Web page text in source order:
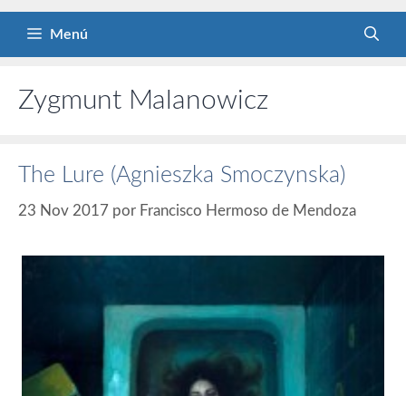
Menú
Zygmunt Malanowicz
The Lure (Agnieszka Smoczynska)
23 Nov 2017 por Francisco Hermoso de Mendoza